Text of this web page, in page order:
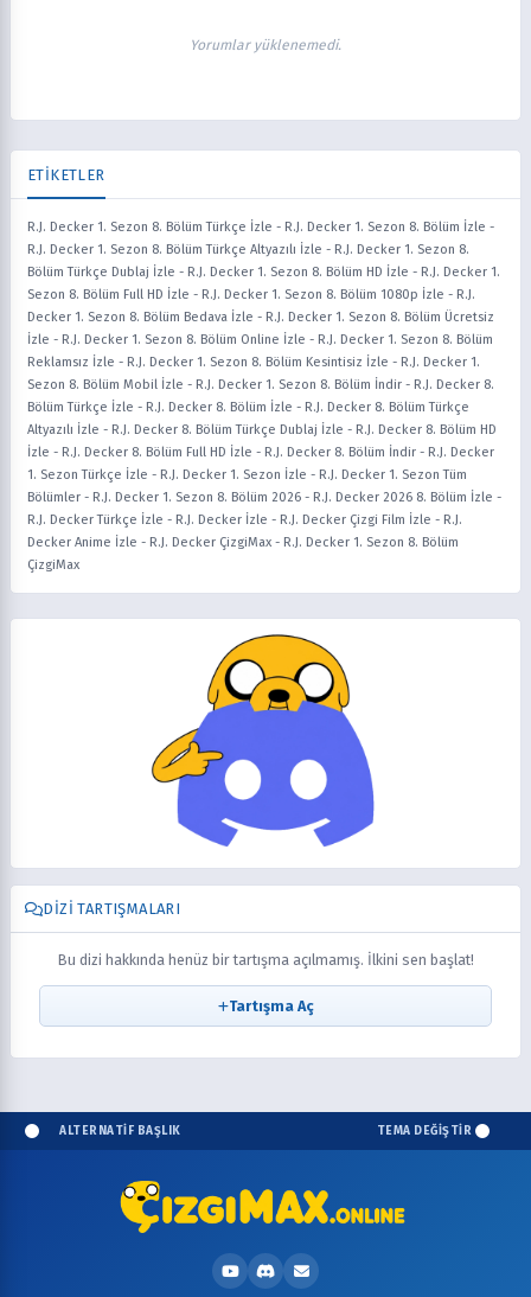
Yorumlar yüklenemedi.
ETİKETLER
R.J. Decker 1. Sezon 8. Bölüm Türkçe İzle - R.J. Decker 1. Sezon 8. Bölüm İzle -
R.J. Decker 1. Sezon 8. Bölüm Türkçe Altyazılı İzle - R.J. Decker 1. Sezon 8.
Bölüm Türkçe Dublaj İzle - R.J. Decker 1. Sezon 8. Bölüm HD İzle - R.J. Decker 1.
Sezon 8. Bölüm Full HD İzle - R.J. Decker 1. Sezon 8. Bölüm 1080p İzle - R.J.
Decker 1. Sezon 8. Bölüm Bedava İzle - R.J. Decker 1. Sezon 8. Bölüm Ücretsiz
İzle - R.J. Decker 1. Sezon 8. Bölüm Online İzle - R.J. Decker 1. Sezon 8. Bölüm
Reklamsız İzle - R.J. Decker 1. Sezon 8. Bölüm Kesintisiz İzle - R.J. Decker 1.
Sezon 8. Bölüm Mobil İzle - R.J. Decker 1. Sezon 8. Bölüm İndir - R.J. Decker 8.
Bölüm Türkçe İzle - R.J. Decker 8. Bölüm İzle - R.J. Decker 8. Bölüm Türkçe
Altyazılı İzle - R.J. Decker 8. Bölüm Türkçe Dublaj İzle - R.J. Decker 8. Bölüm HD
İzle - R.J. Decker 8. Bölüm Full HD İzle - R.J. Decker 8. Bölüm İndir - R.J. Decker
1. Sezon Türkçe İzle - R.J. Decker 1. Sezon İzle - R.J. Decker 1. Sezon Tüm
Bölümler - R.J. Decker 1. Sezon 8. Bölüm 2026 - R.J. Decker 2026 8. Bölüm İzle -
R.J. Decker Türkçe İzle - R.J. Decker İzle - R.J. Decker Çizgi Film İzle - R.J.
Decker Anime İzle - R.J. Decker ÇizgiMax - R.J. Decker 1. Sezon 8. Bölüm
ÇizgiMax
DIZI TARTIŞMALARI
Bu dizi hakkında henüz bir tartışma açılmamış. İlkini sen başlat!
Tartışma Aç
ALTERNATİF BAŞLIK TEMA DEĞİŞTİR